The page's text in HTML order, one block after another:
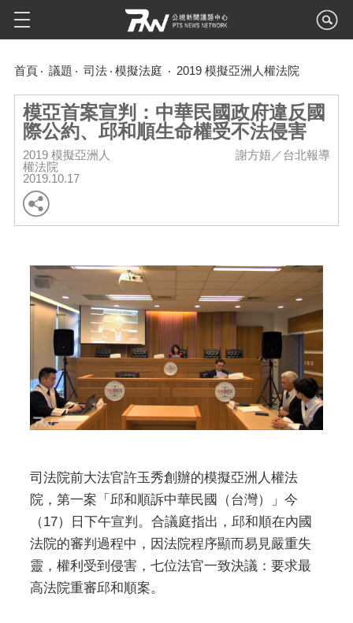
首頁 議題 司法 模擬法庭 2019 模擬亞洲人權法院
模亞首案宣判：中華民國政府違反國
際公約、邱和順生命權受不法侵害
2019 模擬亞洲人
權法院
2019.10.17
謝方娪／台北報導
司法院前大法官許玉秀創辦的模擬亞洲人權法
院，第一案「邱和順訴中華民國（台灣）」今
（17）日下午宣判。合議庭指出，邱和順在內國
法院的審判過程中，因法院程序顯而易見嚴重失
靈，權利受到侵害，七位法官一致決議：要求最
高法院重審邱和順案。